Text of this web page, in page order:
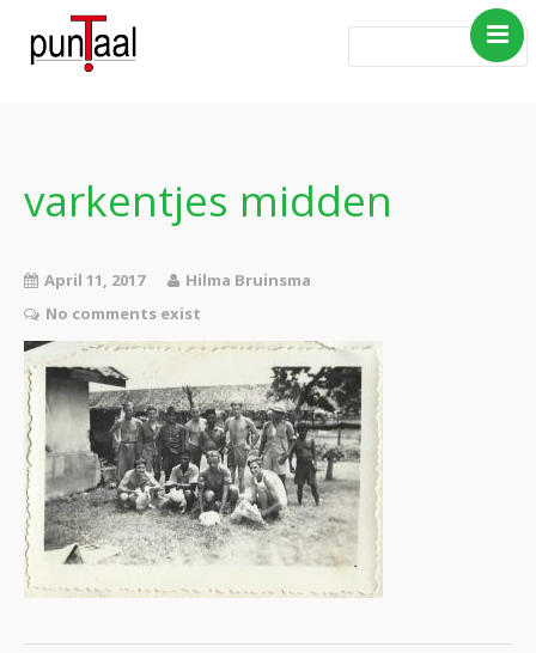
Boeken
Gedichten
Contact
varkentjes midden
April 11, 2017
Hilma Bruinsma
No comments exist